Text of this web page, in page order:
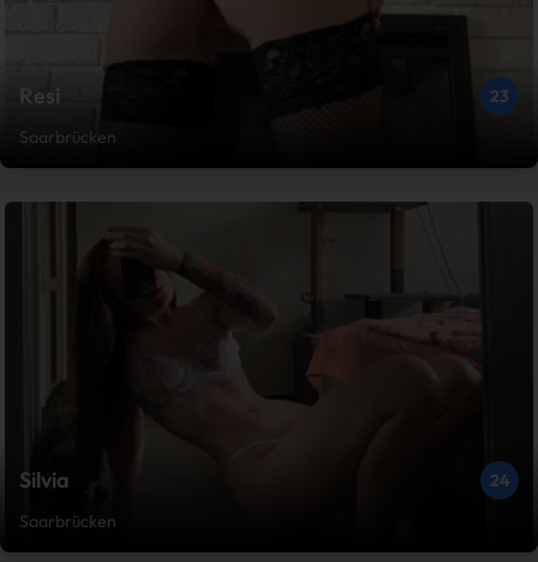
Resi
23
Saarbrücken
Silvia
24
Saarbrücken